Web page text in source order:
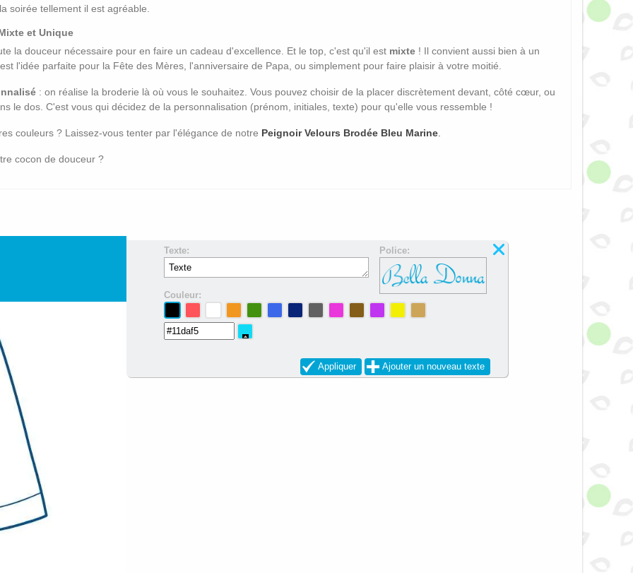
soirée tellement il est agréable.
et Unique
la douceur nécessaire pour en faire un cadeau d'excellence.
Et le top, c'est qu'il est mixte ! Il convient aussi bien à un
l'idée parfaite pour la Fête des Mères, l'anniversaire de Papa, ou simplement pour faire plaisir à votre moitié.
: on réalise la broderie là où vous le souhaitez. Vous pouvez choisir de la placer discrètement devant, côté cœur, ou
le dos. C'est vous qui décidez de la personnalisation (prénom, initiales, texte) pour qu'elle vous ressemble !
couleurs ? Laissez-vous tenter par l'élégance de notre Peignoir Velours Brodée Bleu Marine
cocon de douceur ?
Texte: Police:
Couleur:
Appliquer Ajouter un nouveau texte